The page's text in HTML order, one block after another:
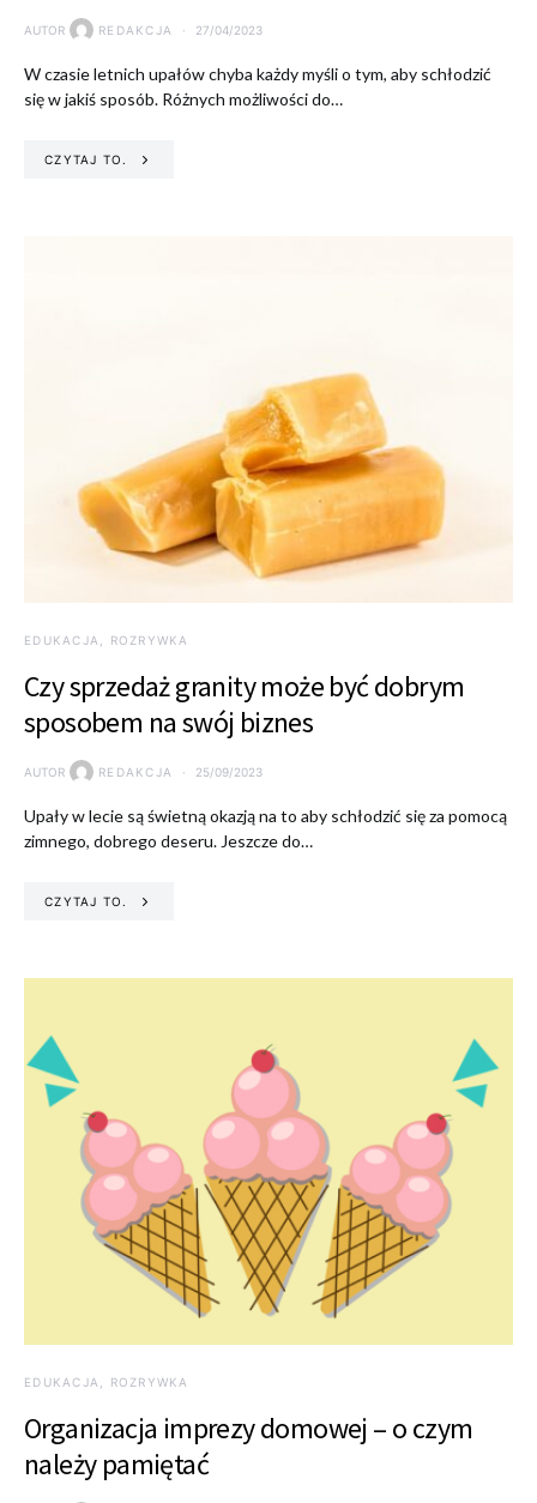
AUTOR REDAKCJA 27/04/2023
W czasie letnich upałów chyba każdy myśli o tym, aby schłodzić
się w jakiś sposób. Różnych możliwości do…
CZYTAJ TO.
EDUKACJA, ROZRYWKA
Czy sprzedaż granity może być dobrym
sposobem na swój biznes
AUTOR REDAKCJA 25/09/2023
Upały w lecie są świetną okazją na to aby schłodzić się za pomocą
zimnego, dobrego deseru. Jeszcze do…
CZYTAJ TO.
EDUKACJA, ROZRYWKA
Organizacja imprezy domowej – o czym
należy pamiętać